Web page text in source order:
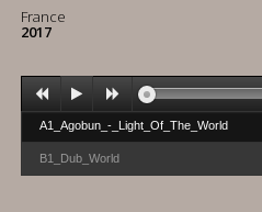
France
2017
A1_Agobun_-_Light_Of_The_World
B1_Dub_World